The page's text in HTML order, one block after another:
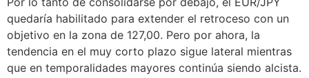
quedaría habilitado para extender el retroceso con un
objetivo en la zona de 127,00. Pero por ahora, la
tendencia en el muy corto plazo sigue lateral mientras
que en temporalidades mayores continúa siendo alcista.